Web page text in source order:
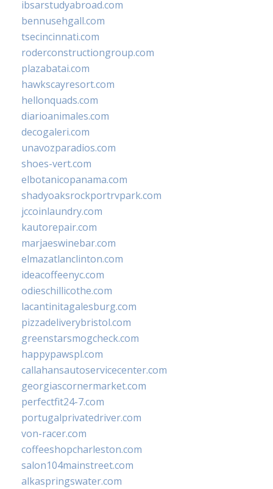
ibsarstudyabroad.com
bennusehgall.com
tsecincinnati.com
roderconstructiongroup.com
plazabatai.com
hawkscayresort.com
hellonquads.com
diarioanimales.com
decogaleri.com
unavozparadios.com
shoes-vert.com
elbotanicopanama.com
shadyoaksrockportrvpark.com
jccoinlaundry.com
kautorepair.com
marjaeswinebar.com
elmazatlanclinton.com
ideacoffeenyc.com
odieschillicothe.com
lacantinitagalesburg.com
pizzadeliverybristol.com
greenstarsmogcheck.com
happypawspl.com
callahansautoservicecenter.com
georgiascornermarket.com
perfectfit24-7.com
portugalprivatedriver.com
von-racer.com
coffeeshopcharleston.com
salon104mainstreet.com
alkaspringswater.com